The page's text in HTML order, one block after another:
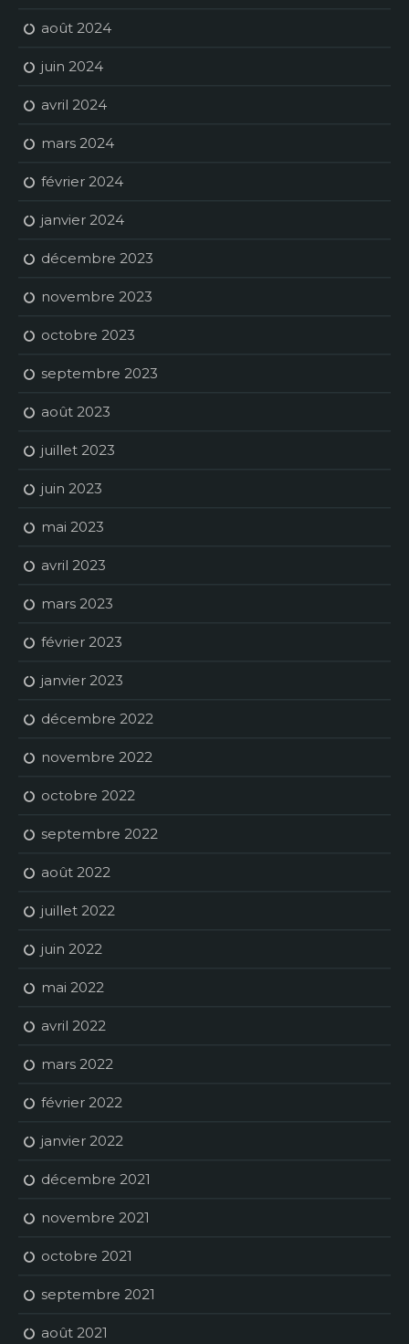
août 2024
juin 2024
avril 2024
mars 2024
février 2024
janvier 2024
décembre 2023
novembre 2023
octobre 2023
septembre 2023
août 2023
juillet 2023
juin 2023
mai 2023
avril 2023
mars 2023
février 2023
janvier 2023
décembre 2022
novembre 2022
octobre 2022
septembre 2022
août 2022
juillet 2022
juin 2022
mai 2022
avril 2022
mars 2022
février 2022
janvier 2022
décembre 2021
novembre 2021
octobre 2021
septembre 2021
août 2021